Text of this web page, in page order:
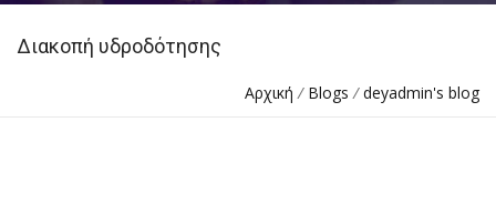
Διακοπή υδροδότησης
Αρχική / Blogs /deyadmin's blog